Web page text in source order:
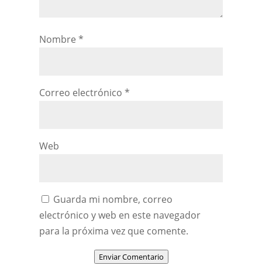
Nombre*
Correo electrónico*
Web
Guarda mi nombre, correo
electrónico y web en este navegador
para la próxima vez que comente.
Enviar Comentario